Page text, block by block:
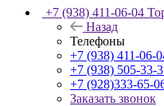
+7 (938) 411-06-04
Назад
Телефоны
+7 (938) 411-06-
+7 (938) 505-33-
+7 (928)333-65-
Заказать звонок